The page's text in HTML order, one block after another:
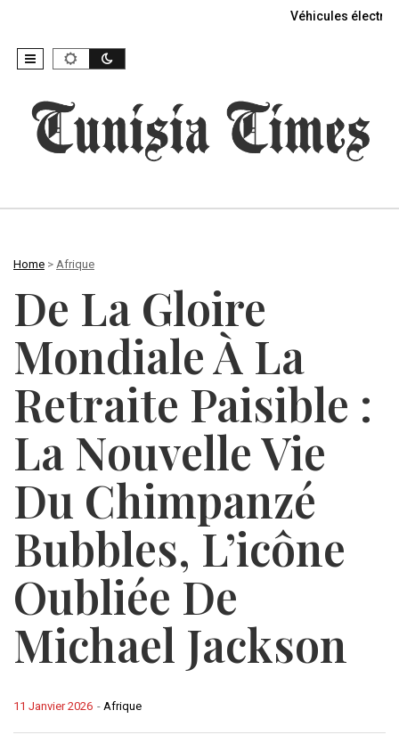
Véhicules
Home > Afrique
De La Gloire
Mondiale À La
Retraite Paisible :
La Nouvelle Vie
Du Chimpanzé
Bubbles, L’icône
Oubliée De
Michael Jackson
- Afrique
11 Janvier 2026